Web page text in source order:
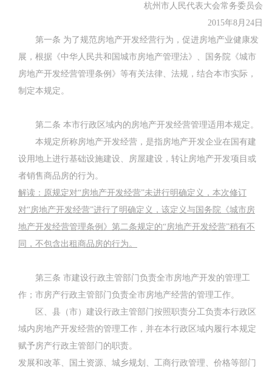
杭州市人民代表大会常务委员会
2015年8 月 24日
第一条 为了规范房地产开发经营行为，促进房地产业健康发
展，根据《中华人民共和国城市房地产管理法》、国务院《城市
房地产开发经营管理条例》等有关法律、法规，结合本市实际，
制定本规定。
第二条 本市行政区域内的房地产开发经营管理适用本规定。
本规定所称房地产开发经营，是指房地产开发企业在国有建
设用地上进行基础设施建设、房屋建设，转让房地产开发项目或
者销售商品房的行为。
解读：原规定对“房地产开发经营”未进行明确定义，本次修订
对“房地产开发经营”进行了明确定义，该定义与国务院《城市房
地产开发经营管理条例》第二条规定的“房地产开发经营”稍有不
同，不包含出租商品房的行为。
第三条 市建设行政主管部门负责全市房地产开发的管理工
作；市房产行政主管部门负责全市房地产经营的管理工作。
区、县（市）建设行政主管部门按照职责分工负责本行政区
域内房地产开发经营的管理工作，并在本行政区域内履行本规定
赋予房产行政主管部门的职责。
发展和改革、国土资源、城乡规划、工商行政管理、价格等部门